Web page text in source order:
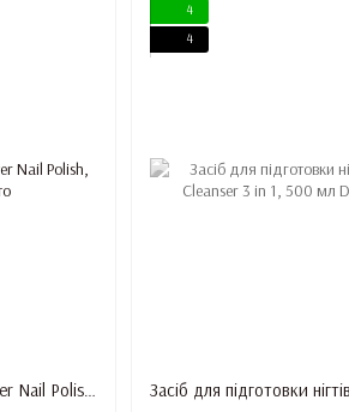
Засіб для зняття лаку DNKa' Remover Nail Polish, 150 мл
4
4